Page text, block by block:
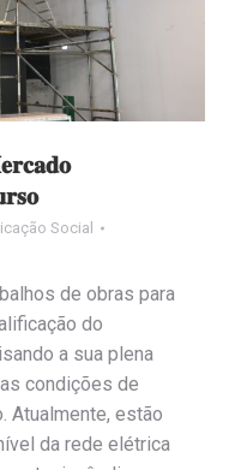
Social
de obras para
do
a sua plena
condições de
Atualmente, estão
da rede elétrica